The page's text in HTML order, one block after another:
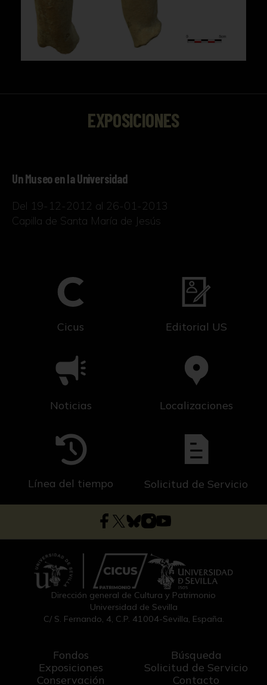
EXPOSICIONES
Un Museo en la Universidad
Del 19-12-2012 al 26-01-2013
Capilla de Santa María de Jesús
Cicus Editorial US
Noticias Localizaciones
Línea del tiempo Solicitud de Servicio
Dirección general de Cultura y Patrimonio
Universidad de Sevilla
C/ S. Fernando, 4, C.P. 41004-Sevilla, España.
Fondos
Exposiciones
Conservación
Búsqueda
Solicitud de Servicio
Contacto